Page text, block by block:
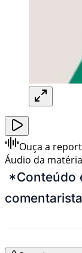
Ouça a
Áudio da matéria
*Conteúdo
comentarista